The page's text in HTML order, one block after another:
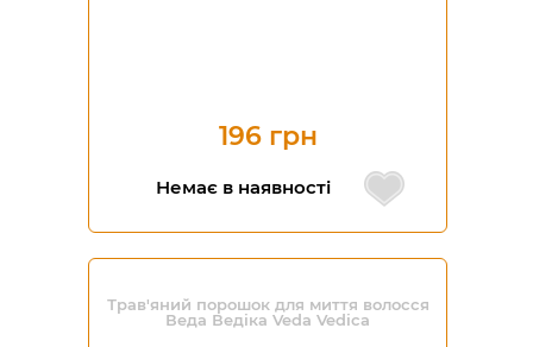
196 грн
Немає в наявності
Трав'яний порошок для миття волосся
Веда Ведіка Veda Vedica